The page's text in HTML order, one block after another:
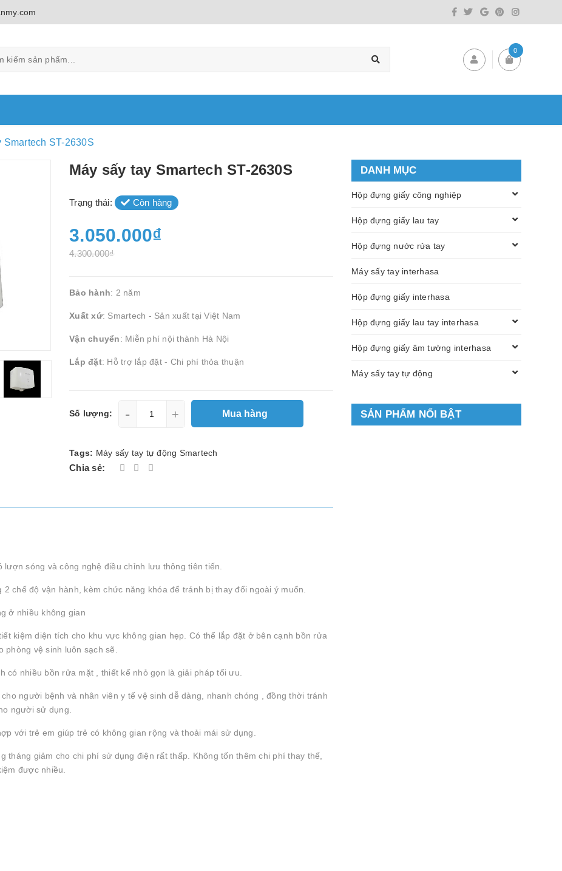
0
Smartech ST-2630S
Máy sấy tay Smartech ST-2630S
Trạng thái: Còn hàng
3.050.000₫
4.300.000₫
Bảo hành: 2 năm
Xuất xứ: Smartech - Sản xuất tại Việt Nam
Vận chuyển: Miễn phí nội thành Hà Nội
Lắp đặt: Hỗ trợ lắp đặt - Chi phí thỏa thuận
Số lượng: - + Mua hàng
Tags: Máy sấy tay tự động Smartech
Chia sẻ:
sóng và công nghệ điều chỉnh lưu thông tiên tiến.
chế độ vận hành, kèm chức năng khóa để tránh bị thay đổi ngoài ý muốn.
ở nhiều không gian
kiệm diện tích cho khu vực không gian hẹp. Có thể lắp đặt ở bên cạnh bồn rửa
vệ sinh luôn sạch sẽ.
có nhiều bồn rửa mặt , thiết kế nhỏ gọn là giải pháp tối ưu.
người bệnh và nhân viên y tế vệ sinh dễ dàng, nhanh chóng , đồng thời tránh
người sử dụng.
với trẻ em giúp trẻ có không gian rộng và thoải mái sử dụng.
tháng giảm cho chi phí sử dụng điện rất thấp. Không tốn thêm chi phí thay thế,
được nhiều.
DANH MỤC
Hộp đựng giấy công nghiệp
Hộp đựng giấy lau tay
Hộp đựng nước rửa tay
Máy sấy tay interhasa
Hộp đựng giấy interhasa
Hộp đựng giấy lau tay interhasa
Hộp đựng giấy âm tường interhasa
Máy sấy tay tự động
SẢN PHẨM NỔI BẬT